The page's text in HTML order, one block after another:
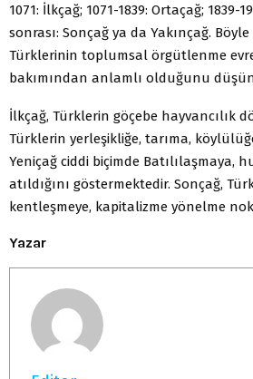
1071: İlkçağ; 1071-1839: Ortaçağ; 1839-
sonrası: Sonçağ ya da Yakınçağ.
Türklerinin toplumsal örgütlenme
bakımından anlamlı olduğunu
İlkçağ, Türklerin göçebe hayvancılık
Türklerin yerleşikliğe, tarıma,
Yeniçağ ciddi biçimde Batılılaşmaya,
atıldığını göstermektedir. Sonçağ,
kentleşmeye, kapitalizme yönelme
Yazar